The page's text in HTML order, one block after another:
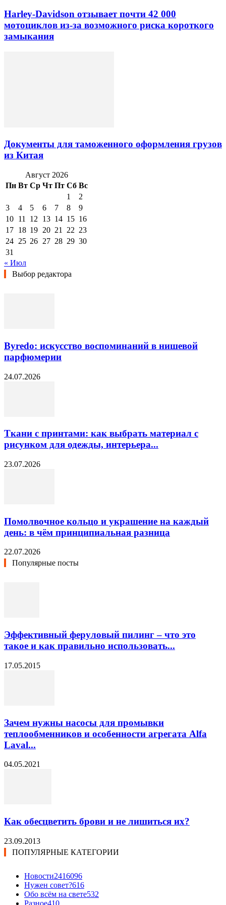
Harley-Davidson отзывает почти 42 000
мотоциклов из-за возможного риска короткого
замыкания
Документы для таможенного оформления грузов
из Китая
Август 2026
Пн Вт Ср Чт Пт Сб Вс
1
2
3
4 5 6 7 8
9
10 11 12 13 14 15 16
17 18 19 20 21 22 23
24 25 26 27 28 29 30
31
« Июл
Выбор редактора
Byredo: искусство воспоминаний в нишевой
парфюмерии
24.07.2026
Ткани с принтами: как выбрать материал с
рисунком для одежды, интерьера...
23.07.2026
Помолвочное кольцо и украшение на каждый
день: в чём принципиальная разница
22.07.2026
Популярные посты
Эффективный феруловый пилинг – что это
такое и как правильно использовать...
17.05.2015
Зачем нужны насосы для промывки
теплообменников и особенности агрегата Alfa
Laval...
04.05.2021
Как обесцветить брови и не лишиться их?
23.09.2013
ПОПУЛЯРНЫЕ КАТЕГОРИИ
Новости2416096
Нужен совет?616
Обо всём на свете532
Разное410